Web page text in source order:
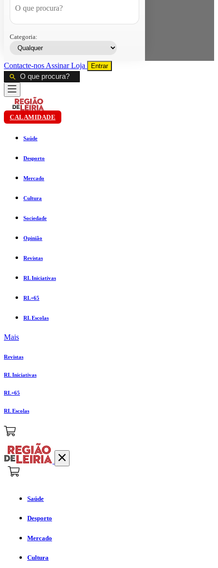
Categoria:
Contacte-nos AssinarLoja Entrar
CALAMIDADE
Saúde
Desporto
Mercado
Cultura
Sociedade
Opinião
Revistas
RL Iniciativas
RL+65
RL Escolas
Mais
Revistas
RL Iniciativas
RL+65
RL Escolas
Saúde
Desporto
Mercado
Cultura